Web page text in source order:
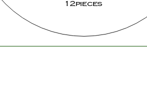
12pieces